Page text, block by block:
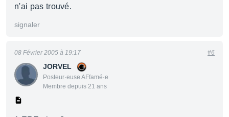
n'ai pas trouvé.
signaler
JORVEL
Posteur·euse AFfamé·e
Membre depuis 21 ans
08 Février 2005 à 19:17 #6